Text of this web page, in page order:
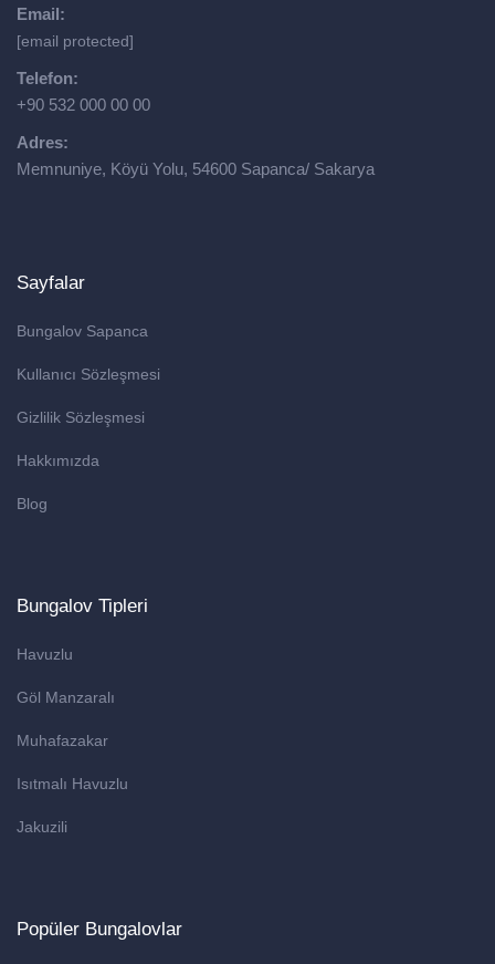
Email:
[email protected]
Telefon:
+90 532 000 00 00
Adres:
Memnuniye, Köyü Yolu, 54600 Sapanca/ Sakarya
Sayfalar
Bungalov Sapanca
Kullanıcı Sözleşmesi
Gizlilik Sözleşmesi
Hakkımızda
Blog
Bungalov Tipleri
Havuzlu
Göl Manzaralı
Muhafazakar
Isıtmalı Havuzlu
Jakuzili
Popüler Bungalovlar